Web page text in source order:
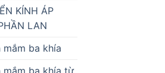
KÍNH ÁP
LAN
mắm ba khía
mắm ba khía từ